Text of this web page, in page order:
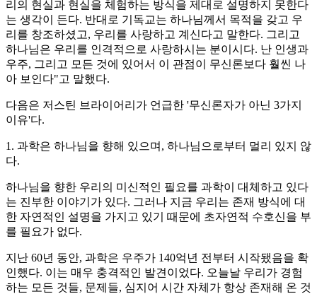
리의 현실과 현실을 체험하는 방식을 제대로 설명하지 못한다
는 생각이 든다. 반대로 기독교는 하나님께서 목적을 갖고 우
리를 창조하셨고, 우리를 사랑하고 계신다고 말한다. 그리고
하나님은 우리를 인격적으로 사랑하시는 분이시다. 난 인생과
우주, 그리고 모든 것에 있어서 이 관점이 무신론보다 훨씬 나
아 보인다"고 말했다.
다음은 저스틴 브라이어리가 언급한 '무신론자가 아닌 3가지
이유'다.
1. 과학은 하나님을 향해 있으며, 하나님으로부터 멀리 있지 않
다.
하나님을 향한 우리의 미신적인 필요를 과학이 대체하고 있다
는 진부한 이야기가 있다. 그러나 지금 우리는 존재 방식에 대
한 자연적인 설명을 가지고 있기 때문에 초자연적 수호신을 부
를 필요가 없다.
지난 60년 동안, 과학은 우주가 140억년 전부터 시작됐음을 확
인했다. 이는 매우 충격적인 발견이었다. 오늘날 우리가 경험
하는 모든 것들, 문제들, 심지어 시간 자체가 항상 존재해 온 것